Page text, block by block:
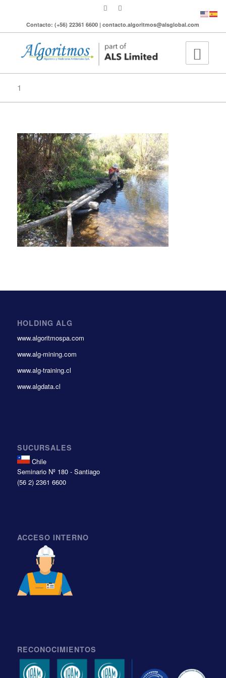
Contacto: (+56) 22361 6600 | contacto.algoritmos@alsglobal.com
1
HOLDING ALG
www.algoritmospa.com
www.alg-mining.com
www.alg-training.cl
www.algdata.cl
SUCURSALES
Chile
Seminario Nº 180 - Santiago
(56 2) 2361 6600
ACCESO INTERNO
RECONOCIMIENTOS